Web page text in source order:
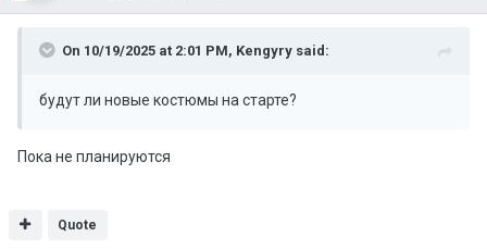
On 10/19/2025 at 2:01 PM, Kengyry said:
будут ли новые костюмы на старте?
Пока не планируются
Quote